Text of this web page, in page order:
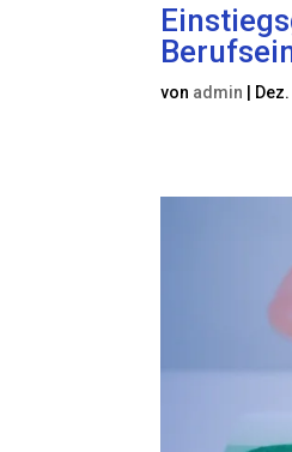
von admin